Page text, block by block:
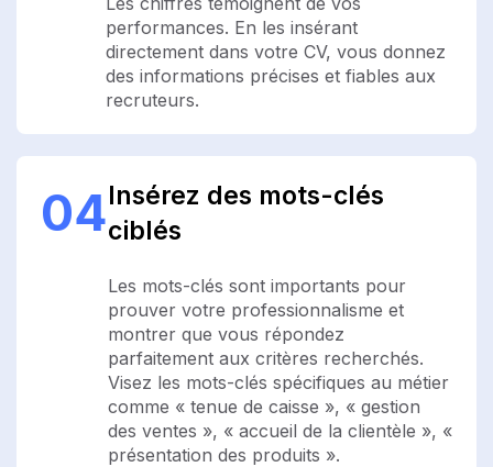
performances. En les insérant
directement dans votre CV, vous donnez
des informations précises et fiables aux
recruteurs.
04Insérez des mots-clés
ciblés
Les mots-clés sont importants pour
prouver votre professionnalisme et
montrer que vous répondez
parfaitement aux critères recherchés.
Visez les mots-clés spécifiques au métier
comme « tenue de caisse », « gestion
des ventes », « accueil de la clientèle », «
présentation des produits ».